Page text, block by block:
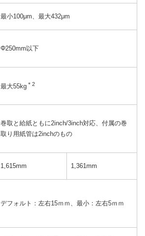
最小100μm、最大432μm
Φ250mm以下
最大55kg ＊2
巻取と給紙ともに2inch/3inch対応、付属の巻
取り用紙管は2inchのもの
1,615mm 1,361mm
デフォルト：左右15ｍｍ、最小：左右5ｍｍ